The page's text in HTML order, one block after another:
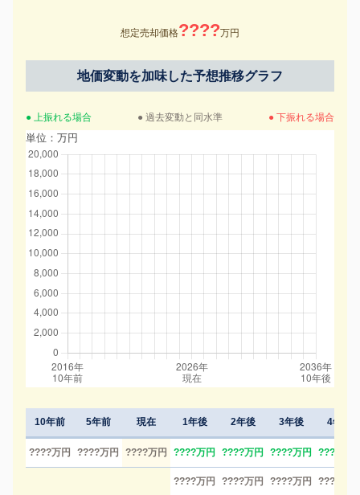
想定売却価格????万円
地価変動を加味した予想推移グラフ
● 上振れる場合 ● 過去変動と同水準 ● 下振れる場合
単位：万円
10年前 5年前 現在
????万円 ????万円 ????万円
1年後 2年後 3年後 4年後
????万円 ????万円 ????万円 ????万円
????万円 ????万円 ????万円 ????万円